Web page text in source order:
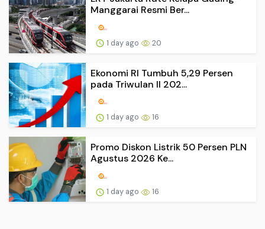
Manggarai Resmi Ber...
1 day ago 20
Ekonomi RI Tumbuh 5,29 Persen
pada Triwulan II 202...
1 day ago 16
Promo Diskon Listrik 50 Persen PLN
Agustus 2026 Ke...
1 day ago 16